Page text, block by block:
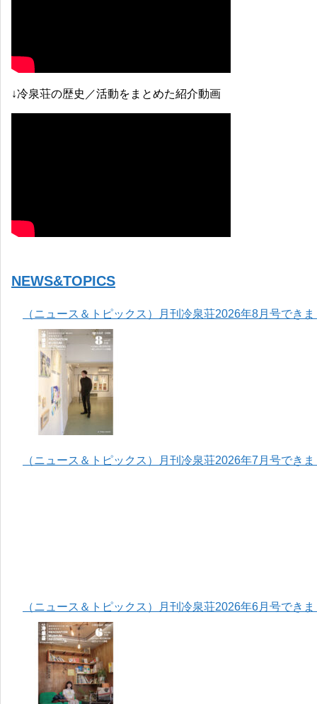
↓冷泉荘の歴史／活動をまとめた紹介動画
NEWS&TOPICS
（ニュース＆トピックス）月刊冷泉荘2026年8月号でき
（ニュース＆トピックス）月刊冷泉荘2026年7月号でき
（ニュース＆トピックス）月刊冷泉荘2026年6月号でき